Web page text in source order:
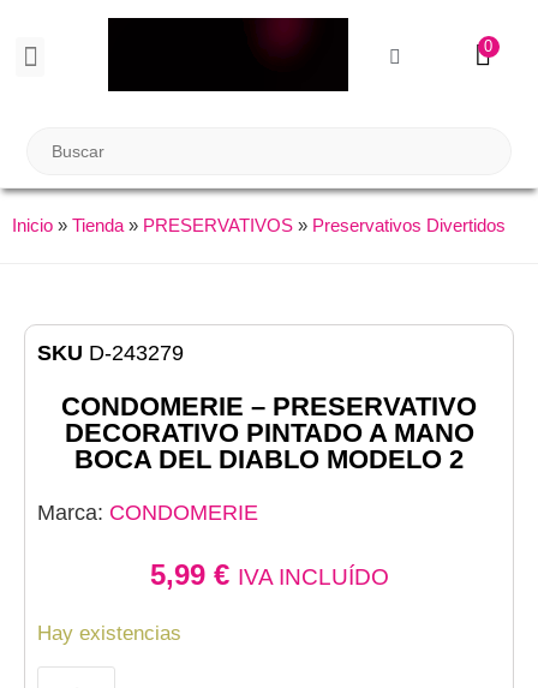
0
Inicio » Tienda » PRESERVATIVOS » Preservativos Divertidos
SKU D-243279
CONDOMERIE – PRESERVATIVO
DECORATIVO PINTADO A MANO
BOCA DEL DIABLO MODELO 2
Marca: CONDOMERIE
5,99 € IVA INCLUÍDO
Hay existencias